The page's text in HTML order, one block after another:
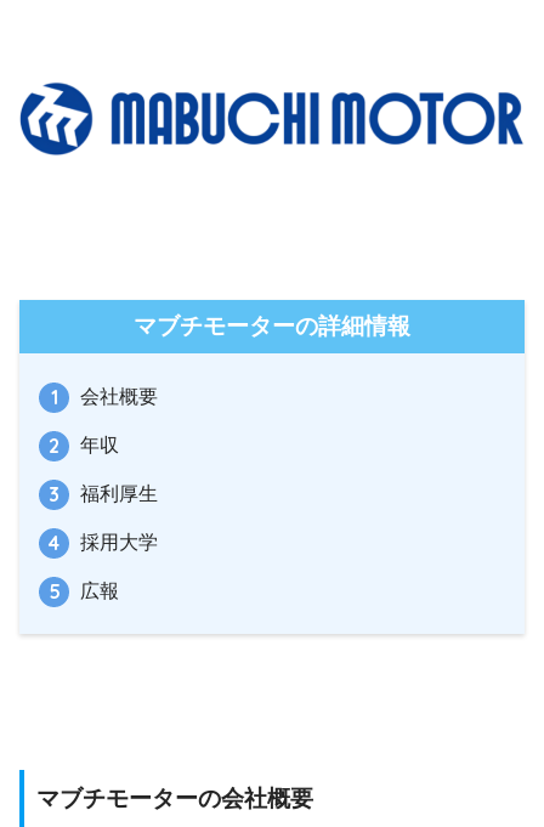
マブチモーターの詳細情報
会社概要
年収
福利厚生
採用大学
広報
マブチモーターの会社概要